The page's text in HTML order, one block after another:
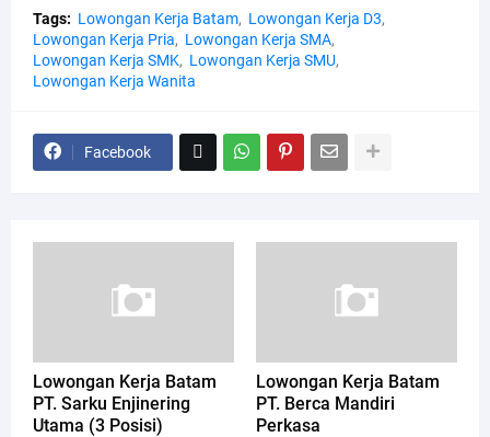
Tags: Lowongan Kerja Batam
Lowongan Kerja D3
Lowongan Kerja Pria
Lowongan Kerja SMA
Lowongan Kerja SMK
Lowongan Kerja SMU
Lowongan Kerja Wanita
Facebook
Lowongan Kerja Batam
PT. Sarku Enjinering
Utama (3 Posisi)
Lowongan Kerja Batam
PT. Berca Mandiri
Perkasa